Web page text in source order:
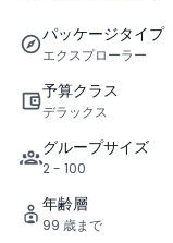
パッケージタイプ
エクスプローラー
予算クラス
デラックス
グループサイズ
2 - 100
年齢層
99 歳まで